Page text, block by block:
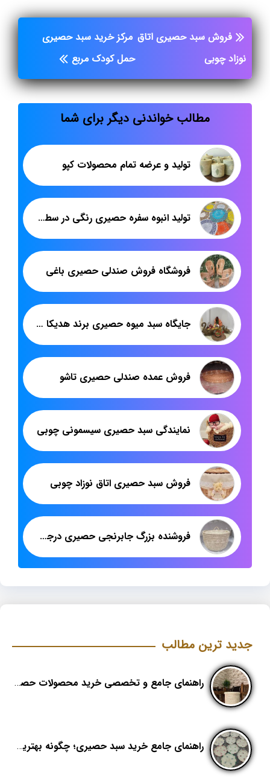
فروش سبد حصیری اتاق
نوزاد چوبی
مرکز خرید سبد حصیری
حمل کودک مربع
مطالب خواندنی دیگر برای شما
تولید و عرضه تمام محصولات کپو
تولید انبوه سفره حصیری رنگی در سطح کشور
فروشگاه فروش صندلی حصیری باغی
جایگاه سبد میوه حصیری برند هدیکا در بازار داخلی ایران و بازار صادراتی کشورهای حوزه خلیج فارس
فروش عمده صندلی حصیری تاشو
نمایندگی سبد حصیری سیسمونی چوبی
فروش سبد حصیری اتاق نوزاد چوبی
فروشنده بزرگ جابرنجی حصیری درجه یک
جدید ترین مطالب
راهنمای جامع و تخصصی خرید محصولات حصیری؛ هنر اصیل در دکوراسیون مدرن (بخش اول)
راهنمای جامع خرید سبد حصیری؛ چگونه بهترین کیفیت را در «هدیکا» تشخیص دهیم؟